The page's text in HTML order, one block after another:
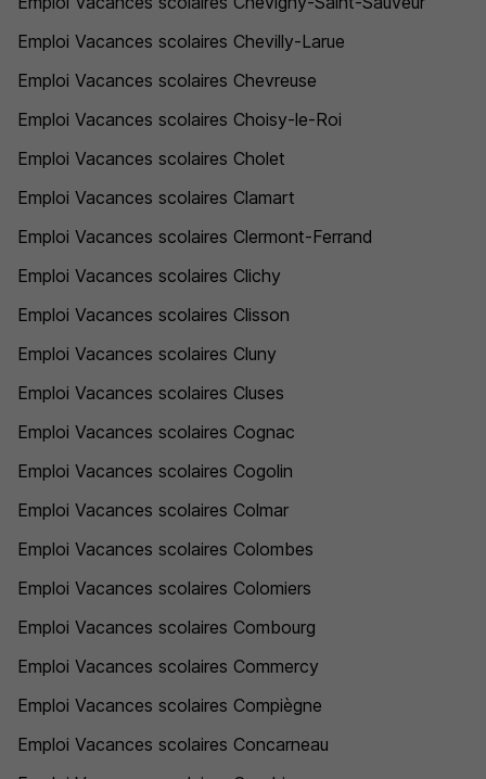
Emploi Vacances scolaires Chevilly-Larue
Emploi Vacances scolaires Chevreuse
Emploi Vacances scolaires Choisy-le-Roi
Emploi Vacances scolaires Cholet
Emploi Vacances scolaires Clamart
Emploi Vacances scolaires Clermont-Ferrand
Emploi Vacances scolaires Clichy
Emploi Vacances scolaires Clisson
Emploi Vacances scolaires Cluny
Emploi Vacances scolaires Cluses
Emploi Vacances scolaires Cognac
Emploi Vacances scolaires Cogolin
Emploi Vacances scolaires Colmar
Emploi Vacances scolaires Colombes
Emploi Vacances scolaires Colomiers
Emploi Vacances scolaires Combourg
Emploi Vacances scolaires Commercy
Emploi Vacances scolaires Compiègne
Emploi Vacances scolaires Concarneau